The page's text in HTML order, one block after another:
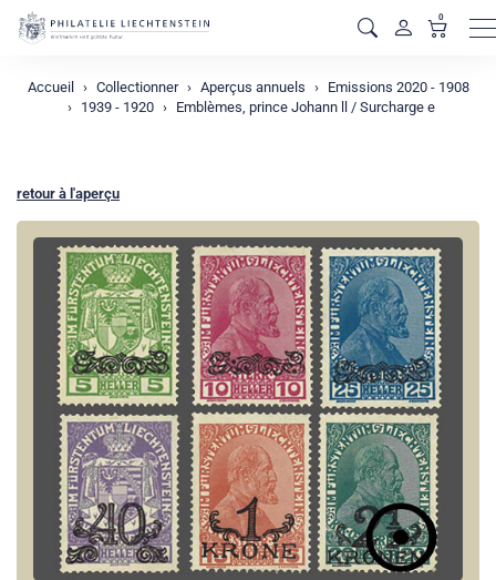
0
Accueil Collectionner Aperçus annuels
Emissions 2020 - 1908
1939 - 1920
Emblèmes, prince Johann ll / Surcharge e
retour à l'aperçu